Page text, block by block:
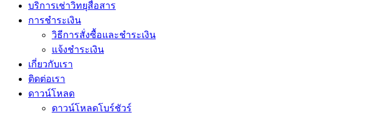
บริการเช่าวิทยุสื่อสาร
การชำระเงิน
วิธีการสั่งซื้อและชำระเงิน
แจ้งชำระเงิน
เกี่ยวกับเรา
ติดต่อเรา
ดาวน์โหลด
ดาวน์โหลดโบร์ชัวร์